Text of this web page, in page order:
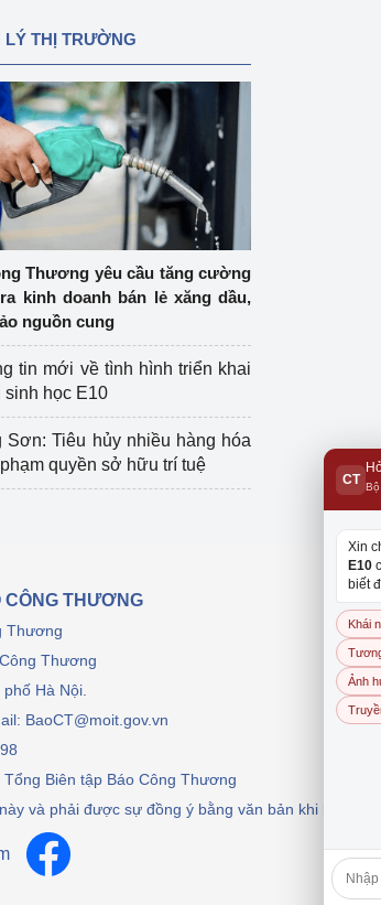
LÝ THỊ TRƯỜNG
Thương yêu cầu tăng cường
kinh doanh bán lẻ xăng dầu,
nguồn cung
tin mới về tình hình triển khai
sinh học E10
Sơn: Tiêu hủy nhiều hàng hóa
quyền sở hữu trí tuệ
CÔNG THƯƠNG
Thương
Thương
Hà Nội.
BaoCT@moit.gov.vn
Biên tập Báo Công Thương
và phải được sự đồng ý bằng văn bản khi khai
CT
Xin
E10
biết
Khái
Ảnh